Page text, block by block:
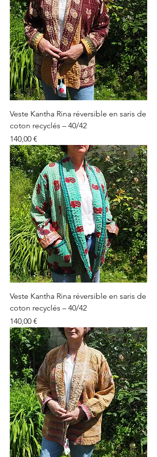
Veste Kantha Rina réversible en saris de
coton recyclés – 40/42
Prix
140,00 €
Veste Kantha Rina réversible en saris de
coton recyclés – 40/42
Prix
140,00 €